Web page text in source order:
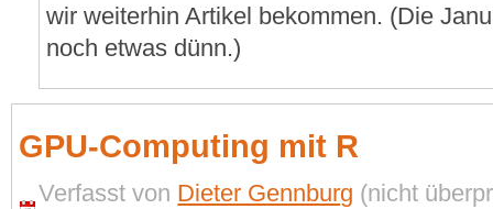
wir weiterhin Artikel bekommen. (Die
noch etwas dünn.)
GPU-Computing mit R
Verfasst von Dieter Gennburg (nicht